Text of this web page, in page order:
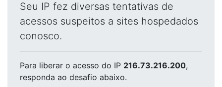
Seu IP fez diversas tentativas de
acessos suspeitos a sites hospedados
conosco.
Para liberar o acesso do IP 216.73.216.200,
responda ao desafio abaixo.